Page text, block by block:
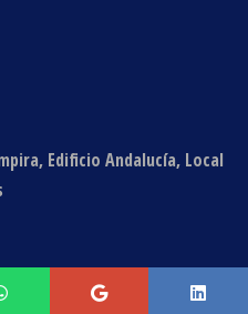
Edificio Andalucía, Local